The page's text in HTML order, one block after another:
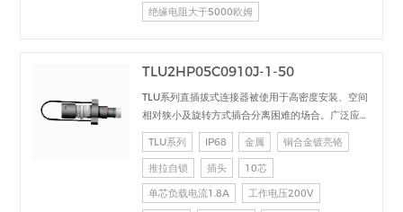
绝缘电阻大于5000欧姆
TLU2HP05C0910J-1-50
TLU系列直插拔式连接器被使用于高密度安装、空间
相对狭小及旋转方式插合分离困难的场合。广泛应用
于电台设备、加固计算机、医疗设备、测试检测设
备、音频视频设备、数据采集、工业控制等场合的交
直流、高速、射频、光纤等的信号连接传输。
TLU系列 IP68 金属 铜合金镀亮铬
推拉自锁 插头 10芯
单芯负载电流1.8A 工作电压200V